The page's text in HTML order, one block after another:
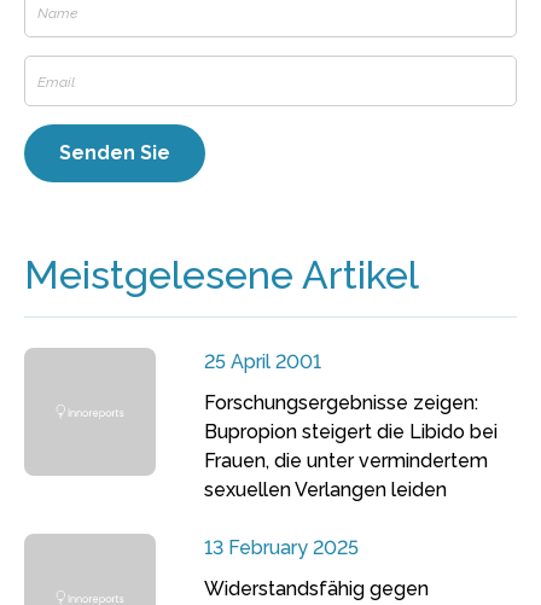
Meistgelesene Artikel
25 April 2001
Forschungsergebnisse zeigen:
Bupropion steigert die Libido bei
Frauen, die unter vermindertem
sexuellen Verlangen leiden
13 February 2025
Widerstandsfähig gegen